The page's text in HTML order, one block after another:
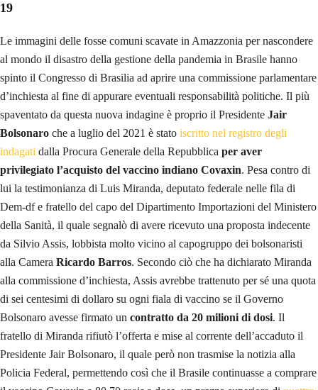
19
Le immagini delle fosse comuni scavate in Amazzonia per nascondere
al mondo il disastro della gestione della pandemia in Brasile hanno
spinto il Congresso di Brasilia ad aprire una commissione parlamentare
d’inchiesta al fine di appurare eventuali responsabilità politiche. Il più
spaventato da questa nuova indagine è proprio il Presidente Jair
Bolsonaro che a luglio del 2021 è stato iscritto nel registro degli
indagati dalla Procura Generale della Repubblica per aver
privilegiato l’acquisto del vaccino indiano Covaxin. Pesa contro di
lui la testimonianza di Luis Miranda, deputato federale nelle fila di
Dem-df e fratello del capo del Dipartimento Importazioni del Ministero
della Sanità, il quale segnalò di avere ricevuto una proposta indecente
da Silvio Assis, lobbista molto vicino al capogruppo dei bolsonaristi
alla Camera Ricardo Barros. Secondo ciò che ha dichiarato Miranda
alla commissione d’inchiesta, Assis avrebbe trattenuto per sé una quota
di sei centesimi di dollaro su ogni fiala di vaccino se il Governo
Bolsonaro avesse firmato un contratto da 20 milioni di dosi. Il
fratello di Miranda rifiutò l’offerta e mise al corrente dell’accaduto il
Presidente Jair Bolsonaro, il quale però non trasmise la notizia alla
Policia Federal, permettendo così che il Brasile continuasse a comprare